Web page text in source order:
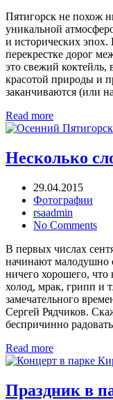
Пятигорск не похож
уникальной
и исторических
перекрестке дорог
это свежий коктейль,
красотой природы и
заканчиваются (или
Read more
Несколько
29.04.2015
Фотографии
rsaadmin
No Comments
В первых числах
начинают малодушно
ничего хорошего, что
холод, мрак, грипп и
замечательного
Сергей Рядчиков.
беспричинно
Read more
Праздник в